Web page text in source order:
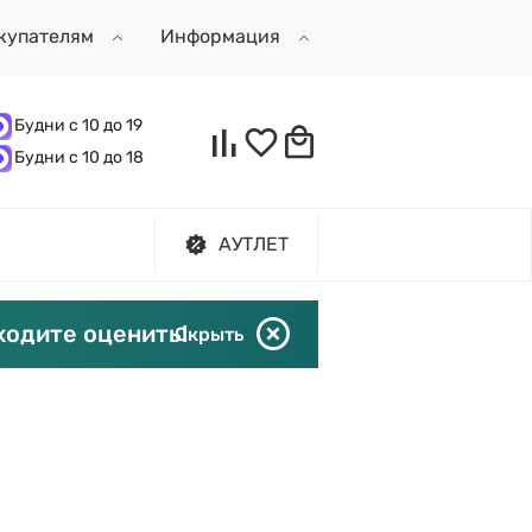
Информация
Будни с 10 до 19
Будни с 10 до 18
АУТЛЕТ
оценить!Скрыть